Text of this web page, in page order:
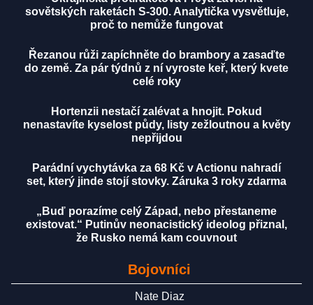
sovětských raketách S-300. Analytička vysvětluje,
proč to nemůže fungovat
Řezanou růži zapíchněte do brambory a zasaďte
do země. Za pár týdnů z ní vyroste keř, který kvete
celé roky
Hortenzii nestačí zalévat a hnojit. Pokud
nenastavíte kyselost půdy, listy zežloutnou a květy
nepřijdou
Parádní vychytávka za 68 Kč v Actionu nahradí
set, který jinde stojí stovky. Záruka 3 roky zdarma
„Buď porazíme celý Západ, nebo přestaneme
existovat.“ Putinův neonacistický ideolog přiznal,
že Rusko nemá kam couvnout
Bojovníci
Nate Diaz